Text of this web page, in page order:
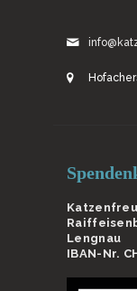
Lengnau
IBAN-Nr.